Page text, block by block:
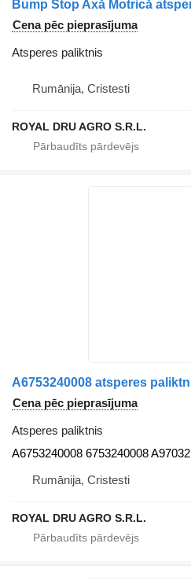
Cena pēc pieprasījuma
Atsperes paliktnis
Rumānija, Cristesti
ROYAL DRU AGRO S.R.L.
Cena pēc pieprasījuma
Atsperes paliktnis
A6753240008 6753240008 A97032
Rumānija, Cristesti
ROYAL DRU AGRO S.R.L.